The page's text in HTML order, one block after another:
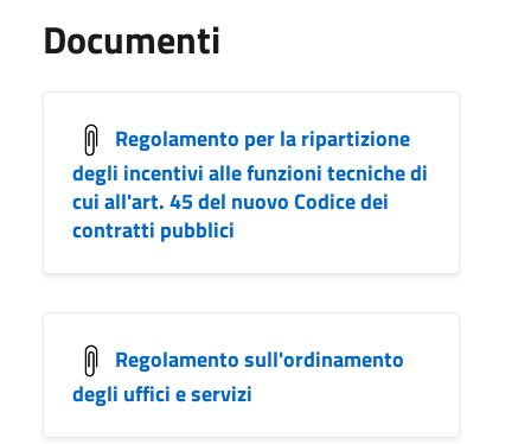
Documenti
Regolamento per la ripartizione
degli incentivi alle funzioni tecniche di
cui all'art. 45 del nuovo Codice dei
contratti pubblici
Regolamento sull'ordinamento
degli uffici e servizi